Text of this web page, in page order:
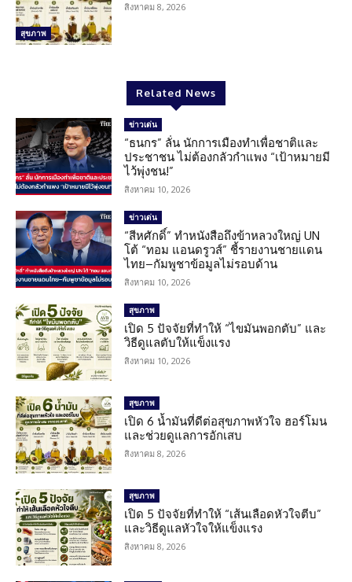
สุขภาพ
สิงหาคม 8, 2026
Related News
ข่าวเด่น
“ธนกร” ลั่น นักการเมืองทำเพื่อชาติและ
ประชาชน ไม่ต้องกลัวกำแพง “เป้าหมายมี
ไว้พุ่งชน!”
สิงหาคม 10, 2026
ข่าวเด่น
“สีหศักดิ์” ทำหนังสือถึงข้าหลวงใหญ่ UN
โต้ “ทอม แอนดรูวส์” ชี้รายงานชายแดน
ไทย–กัมพูชาข้อมูลไม่รอบด้าน
สิงหาคม 10, 2026
สุขภาพ
เปิด 5 ปัจจัยที่ทำให้ “ไขมันพอกตับ” และ
วิธีดูแลตับให้แข็งแรง
สิงหาคม 10, 2026
สุขภาพ
เปิด 6 น้ำมันที่ดีต่อสุขภาพหัวใจ ฮอร์โมน
และช่วยดูแลการอักเสบ
สิงหาคม 8, 2026
สุขภาพ
เปิด 5 ปัจจัยที่ทำให้ “เส้นเลือดหัวใจตีบ”
และวิธีดูแลหัวใจให้แข็งแรง
สิงหาคม 8, 2026